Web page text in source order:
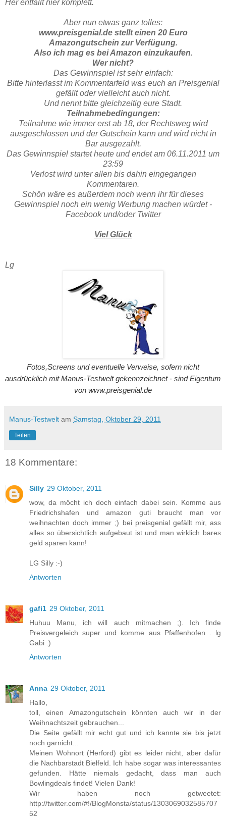
Her entfällt hier komplett.
Aber nun etwas ganz tolles:
www.preisgenial.de stellt einen 20 Euro
Amazongutschein zur Verfügung.
Also ich mag es bei Amazon einzukaufen.
Wer nicht?
Das Gewinnspiel ist sehr einfach:
Bitte hinterlasst im Kommentarfeld was euch an Preisgenial
gefällt oder vielleicht auch nicht.
Und nennt bitte gleichzeitig eure Stadt.
Teilnahmebedingungen:
Teilnahme wie immer erst ab 18, der Rechtsweg wird
ausgeschlossen und der Gutschein kann und wird nicht in
Bar ausgezahlt.
Das Gewinnspiel startet heute und endet am 06.11.2011 um
23:59
Verlost wird unter allen bis dahin eingegangen
Kommentaren.
Schön wäre es außerdem noch wenn ihr für dieses
Gewinnspiel noch ein wenig Werbung machen würdet -
Facebook und/oder Twitter
Viel Glück
Lg
Fotos,Screens und eventuelle Verweise, sofern nicht
ausdrücklich mit Manus-Testwelt gekennzeichnet - sind Eigentum
von www.preisgenial.de
Manus-Testwelt am Samstag, Oktober 29, 2011
Teilen
18 Kommentare:
Silly 29 Oktober, 2011
wow, da möcht ich doch einfach dabei sein. Komme aus
Friedrichshafen und amazon guti braucht man vor
weihnachten doch immer ;) bei preisgenial gefällt mir, ass
alles so übersichtlich aufgebaut ist und man wirklich bares
geld sparen kann!
LG Silly :-)
Antworten
gafi1 29 Oktober, 2011
Huhuu Manu, ich will auch mitmachen ;). Ich finde
Preisvergeleich super und komme aus Pfaffenhofen . lg
Gabi :)
Antworten
Anna 29 Oktober, 2011
Hallo,
toll, einen Amazongutschein könnten auch wir in der
Weihnachtszeit gebrauchen...
Die Seite gefällt mir echt gut und ich kannte sie bis jetzt
noch garnicht...
Meinen Wohnort (Herford) gibt es leider nicht, aber dafür
die Nachbarstadt Bielfeld. Ich habe sogar was interessantes
gefunden. Hätte niemals gedacht, dass man auch
Bowlingdeals findet! Vielen Dank!
Wir haben noch getweetet:
http://twitter.com/#!/BlogMonsta/status/1303069032585707
52